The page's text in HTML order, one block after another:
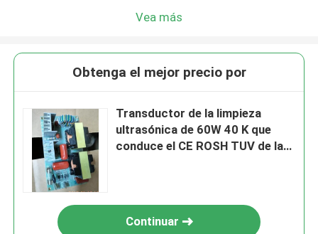
Vea más
Obtenga el mejor precio por
Transductor de la limpieza
ultrasónica de 60W 40 K que
conduce el CE ROSH TUV de la
Continuar